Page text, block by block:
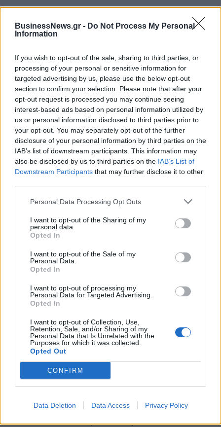
BusinessNews.gr - Do Not Process My Personal
Information
If you wish to opt-out of the sale, sharing to third parties, or
processing of your personal or sensitive information for
targeted advertising by us, please use the below opt-out
section to confirm your selection. Please note that after your
opt-out request is processed you may continue seeing
interest-based ads based on personal information utilized by
us or personal information disclosed to third parties prior to
your opt-out. You may separately opt-out of the further
disclosure of your personal information by third parties on the
IAB’s list of downstream participants. This information may
also be disclosed by us to third parties on the IAB’s List of
Downstream Participants that may further disclose it to other
Personal Data Processing Opt Outs
I want to opt-out of the Sharing of my
personal data.
Opted In
I want to opt-out of the Sale of my
Personal Data.
Opted In
I want to opt-out of processing my
Personal Data for Targeted Advertising.
Opted In
I want to opt-out of Collection, Use,
Retention, Sale, and/or Sharing of my
Personal Data that Is Unrelated with the
Purposes for which it was collected.
Opted Out
CONFIRM
Data Deletion Data Access Privacy Policy
οικονομικού προγράμματος της ΕΛ.Α.Σ. στη
Θεσσαλονίκη
09/08/2026 - 10:03 ΠΟΛΙΤΙΚΗ
Στα 15 δισ. ευρώ ο στόχος για νέα δάνεια το 2026
- Η «ακτινογραφία» της κερδοφορίας των
τραπεζών το α΄ εξάμηνο
09/08/2026 - 10:52 ΤΡΑΠΕΖΕΣ
Ισπανία – Ιταλία: Κλιμακώνεται η αντιπαράθεση
για το μεταναστευτικό με αμοιβαίους συνοριακούς
ελέγχους
09/08/2026 - 10:29 ΚΟΣΜΟΣ
Υπ. Μεταφορών: Οριστική λύση στο ζήτημα των
πινακίδων κυκλοφορίας - Τέλος στις χρονοβόρες
διαδικασίες
09/08/2026 - 11:18
Αυξημένη η επιβατική κίνηση από το λιμάνι του
Πειραιά – Περίπου 60.000 ταξίδεψαν Παρασκευή
09/08/2026 - 12:33 ΕΛΛΑΔΑ
DIRECTION BUSINESS NETWORK
Κρόνος BC PLASIS: Απέκτησε τον
Χάρη Κιούση (pic)